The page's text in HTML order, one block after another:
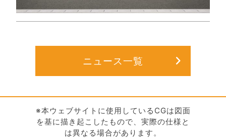
ニュース一覧
※本ウェブサイトに使用しているCGは図面
を基に描き起こしたもので、実際の仕様と
は異なる場合があります。